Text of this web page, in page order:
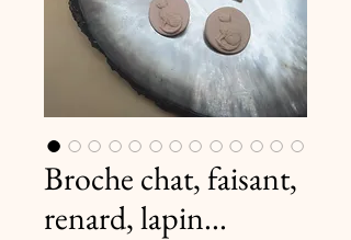
Broche chat, faisant,
renard, lapin...